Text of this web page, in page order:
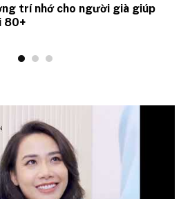
trí nhớ cho người già giúp
80+